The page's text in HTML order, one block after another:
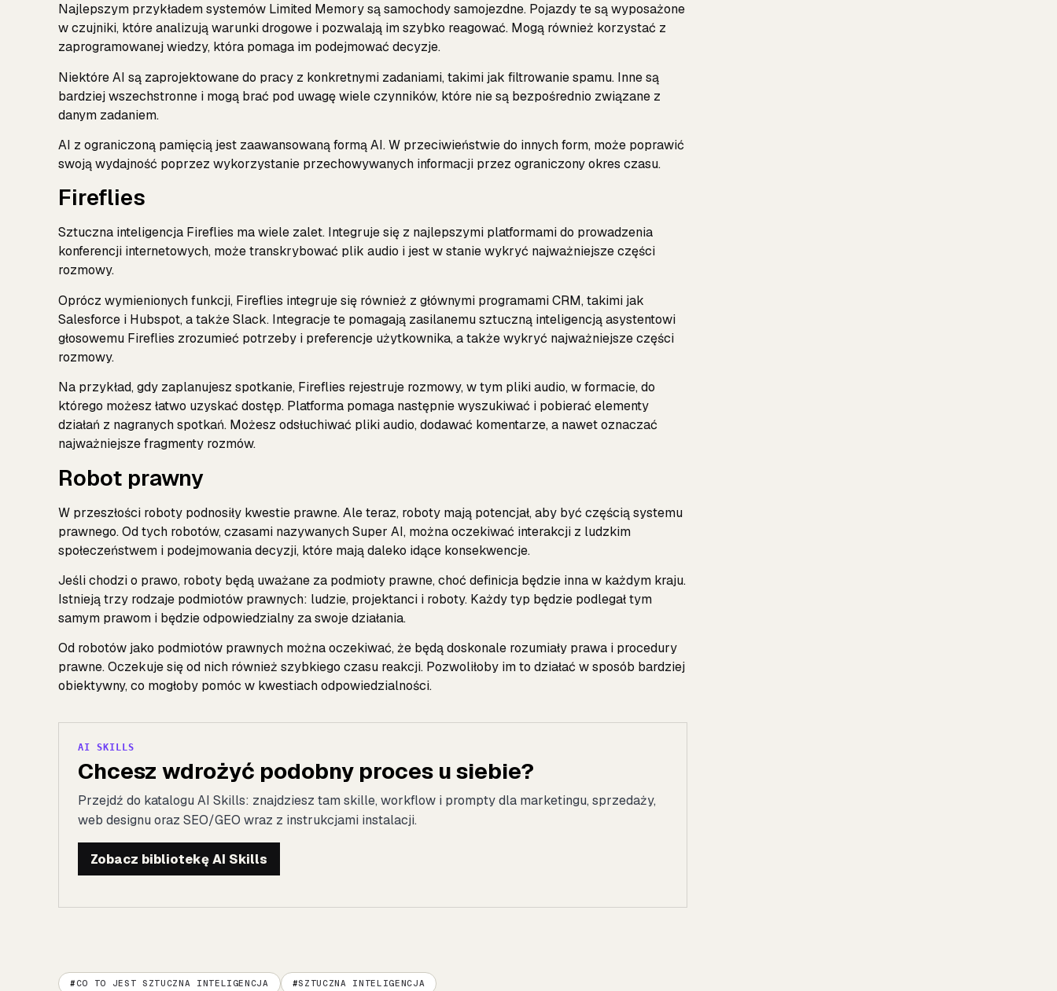
Najlepszym przykładem systemów Limited Memory są samochody samojezdne. Pojazdy te są wyposażone
w czujniki, które analizują warunki drogowe i pozwalają im szybko reagować. Mogą również korzystać z
zaprogramowanej wiedzy, która pomaga im podejmować decyzje.
Niektóre AI są zaprojektowane do pracy z konkretnymi zadaniami, takimi jak filtrowanie spamu. Inne są
bardziej wszechstronne i mogą brać pod uwagę wiele czynników, które nie są bezpośrednio związane z
danym zadaniem.
AI z ograniczoną pamięcią jest zaawansowaną formą AI. W przeciwieństwie do innych form, może poprawić
swoją wydajność poprzez wykorzystanie przechowywanych informacji przez ograniczony okres czasu.
Fireflies
Sztuczna inteligencja Fireflies ma wiele zalet. Integruje się z najlepszymi platformami do prowadzenia
konferencji internetowych, może transkrybować plik audio i jest w stanie wykryć najważniejsze części
rozmowy.
Oprócz wymienionych funkcji, Fireflies integruje się również z głównymi programami CRM, takimi jak
Salesforce i Hubspot, a także Slack. Integracje te pomagają zasilanemu sztuczną inteligencją asystentowi
głosowemu Fireflies zrozumieć potrzeby i preferencje użytkownika, a także wykryć najważniejsze części
rozmowy.
Na przykład, gdy zaplanujesz spotkanie, Fireflies rejestruje rozmowy, w tym pliki audio, w formacie, do
którego możesz łatwo uzyskać dostęp. Platforma pomaga następnie wyszukiwać i pobierać elementy
działań z nagranych spotkań. Możesz odsłuchiwać pliki audio, dodawać komentarze, a nawet oznaczać
najważniejsze fragmenty rozmów.
Robot prawny
W przeszłości roboty podnosiły kwestie prawne. Ale teraz, roboty mają potencjał, aby być częścią systemu
prawnego. Od tych robotów, czasami nazywanych Super AI, można oczekiwać interakcji z ludzkim
społeczeństwem i podejmowania decyzji, które mają daleko idące konsekwencje.
Jeśli chodzi o prawo, roboty będą uważane za podmioty prawne, choć definicja będzie inna w każdym kraju.
Istnieją trzy rodzaje podmiotów prawnych: ludzie, projektanci i roboty. Każdy typ będzie podlegał tym
samym prawom i będzie odpowiedzialny za swoje działania.
Od robotów jako podmiotów prawnych można oczekiwać, że będą doskonale rozumiały prawa i procedury
prawne. Oczekuje się od nich również szybkiego czasu reakcji. Pozwoliłoby im to działać w sposób bardziej
obiektywny, co mogłoby pomóc w kwestiach odpowiedzialności.
AI SKILLS
Chcesz wdrożyć podobny proces u siebie?
Przejdź do katalogu AI Skills: znajdziesz tam skille, workflow i prompty dla marketingu, sprzedaży,
web designu oraz SEO/GEO wraz z instrukcjami instalacji.
Zobacz bibliotekę AI Skills
CO TO JEST SZTUCZNA INTELIGENCJA SZTUCZNA INTELIGENCJA